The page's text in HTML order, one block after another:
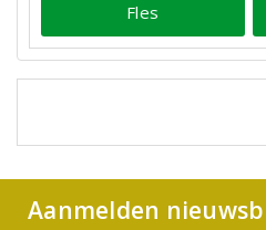
Fles
Aanmelden